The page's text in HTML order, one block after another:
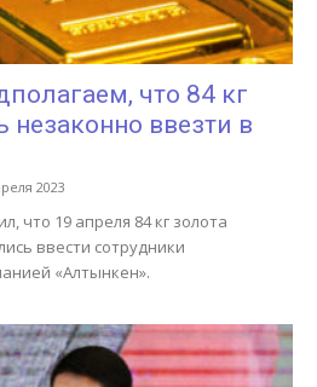
что 84 кг
незаконно ввезти в
2023
что 19 апреля 84 кг золота
ввести сотрудники
«Алтынкен».